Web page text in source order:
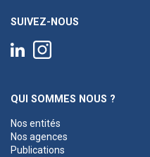
SUIVEZ-NOUS
QUI SOMMES NOUS ?
Nos entités
Nos agences
Publications